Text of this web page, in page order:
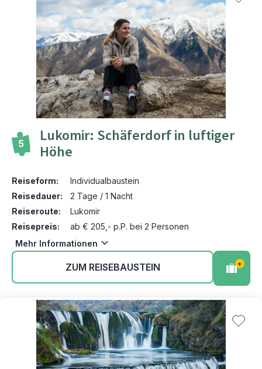
5
Lukomir: Schäferdorf in luftiger
Höhe
Reiseform:
Individualbaustein
Reisedauer:
2 Tage / 1 Nacht
Reiseroute:
Lukomir
Reisepreis:
ab € 205,- p.P. bei 2 Personen
Mehr Informationen
ZUM REISEBAUSTEIN +